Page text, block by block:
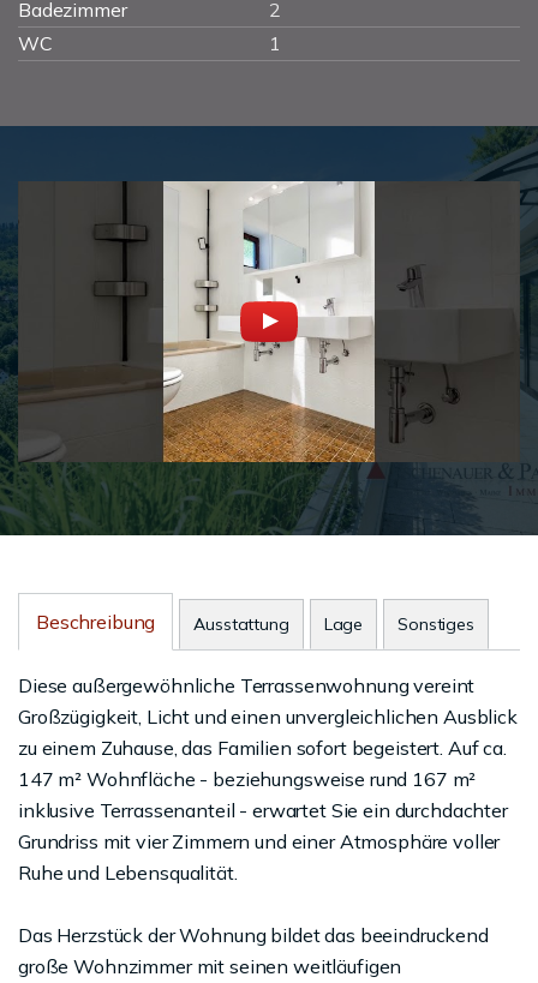
Badezimmer
2
WC
1
Beschreibung Ausstattung Lage Sonstiges
Diese außergewöhnliche Terrassenwohnung vereint
Großzügigkeit, Licht und einen unvergleichlichen Ausblick
zu einem Zuhause, das Familien sofort begeistert. Auf ca.
147 m² Wohnfläche - beziehungsweise rund 167 m²
inklusive Terrassenanteil - erwartet Sie ein durchdachter
Grundriss mit vier Zimmern und einer Atmosphäre voller
Ruhe und Lebensqualität.
Das Herzstück der Wohnung bildet das beeindruckend
große Wohnzimmer mit seinen weitläufigen